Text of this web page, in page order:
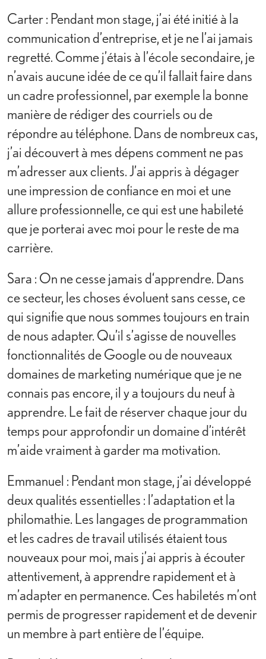
Carter : Pendant mon stage, j’ai été initié à la
communication d’entreprise, et je ne l’ai jamais
regretté. Comme j’étais à l’école secondaire, je
n’avais aucune idée de ce qu’il fallait faire dans
un cadre professionnel, par exemple la bonne
manière de rédiger des courriels ou de
répondre au téléphone. Dans de nombreux cas,
j’ai découvert à mes dépens comment ne pas
m’adresser aux clients. J’ai appris à dégager
une impression de confiance en moi et une
allure professionnelle, ce qui est une habileté
que je porterai avec moi pour le reste de ma
carrière.
Sara : On ne cesse jamais d‘apprendre. Dans
ce secteur, les choses évoluent sans cesse, ce
qui signifie que nous sommes toujours en train
de nous adapter. Qu’il s’agisse de nouvelles
fonctionnalités de Google ou de nouveaux
domaines de marketing numérique que je ne
connais pas encore, il y a toujours du neuf à
apprendre. Le fait de réserver chaque jour du
temps pour approfondir un domaine d’intérêt
m’aide vraiment à garder ma motivation.
Emmanuel : Pendant mon stage, j’ai développé
deux qualités essentielles : l’adaptation et la
philomathie. Les langages de programmation
et les cadres de travail utilisés étaient tous
nouveaux pour moi, mais j’ai appris à écouter
attentivement, à apprendre rapidement et à
m’adapter en permanence. Ces habiletés m’ont
permis de progresser rapidement et de devenir
un membre à part entière de l’équipe.